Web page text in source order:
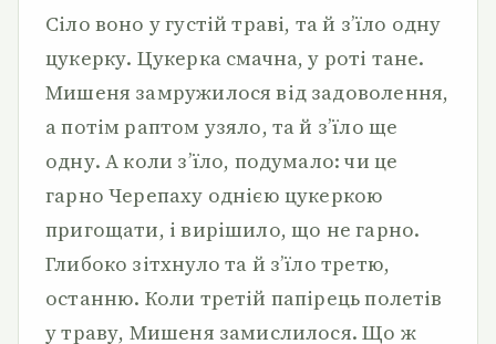
Сіло воно у густій траві, та й з’їло одну
цукерку. Цукерка смачна, у роті тане.
Мишеня замружилося від задоволення,
а потім раптом узяло, та й з’їло ще
одну. А коли з’їло, подумало: чи це
гарно Черепаху однією цукеркою
пригощати, і вирішило, що не гарно.
Глибоко зітхнуло та й з’їло третю,
останню. Коли третій папірець полетів
у траву, Мишеня замислилося. Що ж